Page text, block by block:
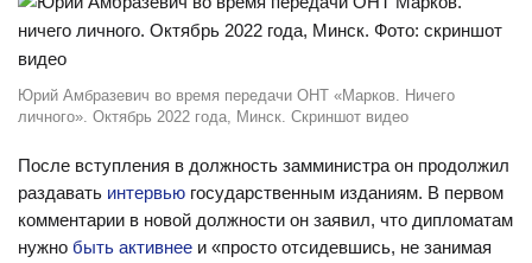
Юрий Амбразевич во время передачи ОНТ «Марков. Ничего
личного». Октябрь 2022 года, Минск. Скриншот видео
После вступления в должность замминистра он продолжил
раздавать интервью государственным изданиям. В первом
комментарии в новой должности он заявил, что дипломатам
нужно быть активнее и «просто отсидевшись, не занимая